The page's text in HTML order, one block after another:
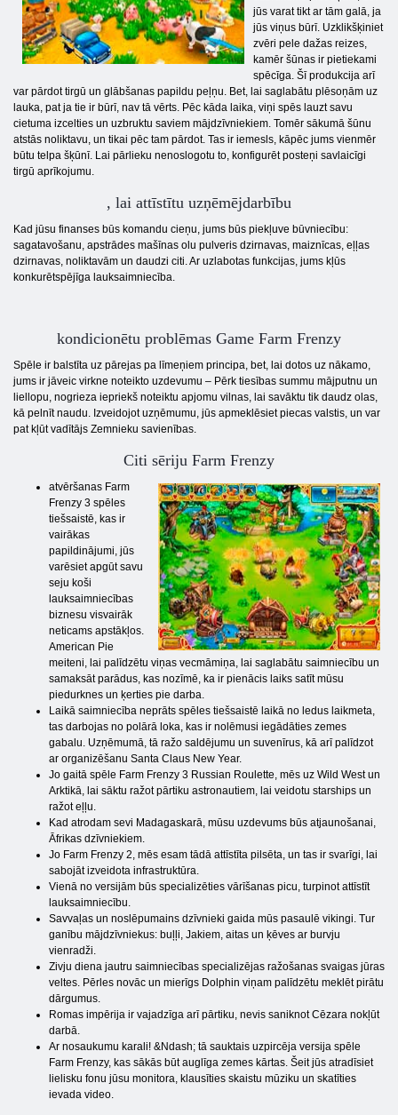
jūs varat tikt ar tām galā, ja
jūs viņus būrī. Uzklikšķiniet
zvēri pele dažas reizes,
kamēr šūnas ir pietiekami
spēcīga. Šī produkcija arī
var pārdot tirgū un glābšanas papildu peļņu. Bet, lai saglabātu plēsoņām uz
lauka, pat ja tie ir būrī, nav tā vērts. Pēc kāda laika, viņi spēs lauzt savu
cietuma izcelties un uzbruktu saviem mājdzīvniekiem. Tomēr sākumā šūnu
atstās noliktavu, un tikai pēc tam pārdot. Tas ir iemesls, kāpēc jums vienmēr
būtu telpa šķūnī. Lai pārlieku nenoslogotu to, konfigurēt posteņi savlaicīgi
tirgū aprīkojumu.
, lai attīstītu uzņēmējdarbību
Kad jūsu finanses būs komandu cieņu, jums būs piekļuve būvniecību:
sagatavošanu, apstrādes mašīnas olu pulveris dzirnavas, maiznīcas, eļļas
dzirnavas, noliktavām un daudzi citi. Ar uzlabotas funkcijas, jums kļūs
konkurētspējīga lauksaimniecība.
kondicionētu problēmas Game Farm Frenzy
Spēle ir balstīta uz pārejas pa līmeņiem principa, bet, lai dotos uz nākamo,
jums ir jāveic virkne noteikto uzdevumu – Pērk tiesības summu mājputnu un
liellopu, nogrieza iepriekš noteiktu apjomu vilnas, lai savāktu tik daudz olas,
kā pelnīt naudu. Izveidojot uzņēmumu, jūs apmeklēsiet piecas valstis, un var
pat kļūt vadītājs Zemnieku savienības.
Citi sēriju Farm Frenzy
atvēršanas Farm
Frenzy 3 spēles
tiešsaistē, kas ir
vairākas
papildinājumi, jūs
varēsiet apgūt savu
seju koši
lauksaimniecības
biznesu visvairāk
neticams apstākļos.
American Pie
meiteni, lai palīdzētu viņas vecmāmiņa, lai saglabātu saimniecību un
samaksāt parādus, kas nozīmē, ka ir pienācis laiks satīt mūsu
piedurknes un ķerties pie darba.
Laikā saimniecība neprāts spēles tiešsaistē laikā no ledus laikmeta,
tas darbojas no polārā loka, kas ir nolēmusi iegādāties zemes
gabalu. Uzņēmumā, tā ražo saldējumu un suvenīrus, kā arī palīdzot
ar organizēšanu Santa Claus New Year.
Jo gaitā spēle Farm Frenzy 3 Russian Roulette, mēs uz Wild West un
Arktikā, lai sāktu ražot pārtiku astronautiem, lai veidotu starships un
ražot eļļu.
Kad atrodam sevi Madagaskarā, mūsu uzdevums būs atjaunošanai,
Āfrikas dzīvniekiem.
Jo Farm Frenzy 2, mēs esam tādā attīstīta pilsēta, un tas ir svarīgi, lai
sabojāt izveidota infrastruktūra.
Vienā no versijām būs specializēties vārīšanas picu, turpinot attīstīt
lauksaimniecību.
Savvaļas un noslēpumains dzīvnieki gaida mūs pasaulē vikingi. Tur
ganību mājdzīvniekus: buļļi, Jakiem, aitas un ķēves ar burvju
vienradži.
Zivju diena jautru saimniecības specializējas ražošanas svaigas jūras
veltes. Pērles novāc un mierīgs Dolphin viņam palīdzētu meklēt pirātu
dārgumus.
Romas impērija ir vajadzīga arī pārtiku, nevis saniknot Cēzara nokļūt
darbā.
Ar nosaukumu karali! &Ndash; tā sauktais uzpircēja versija spēle
Farm Frenzy, kas sākās būt auglīga zemes kārtas. Šeit jūs atradīsiet
lielisku fonu jūsu monitora, klausīties skaistu mūziku un skatīties
ievada video.